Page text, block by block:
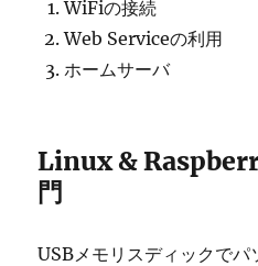
WiFiの接続
Web Serviceの利用
ホームサーバ
Linux &
門
USBメモリスディックで